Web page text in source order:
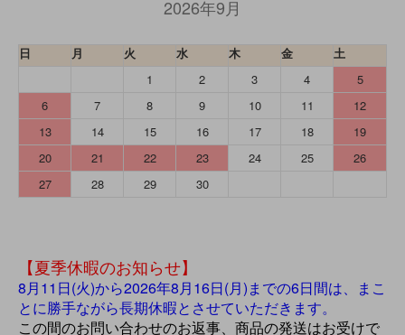
2026年9月
日 月 火 水 木 金
土
1
2 3 4
5
6
7 8 9 10 11
12
13
14 15 16 17 18
19
20
21 22 23 24 25
26
27
28 29 30
【夏季休暇のお知らせ】
8月11日(火)から2026年8月16日(月)までの6日間は、まこ
とに勝手ながら長期休暇とさせていただきます。
この間のお問い合わせのお返事、商品の発送はお受けで